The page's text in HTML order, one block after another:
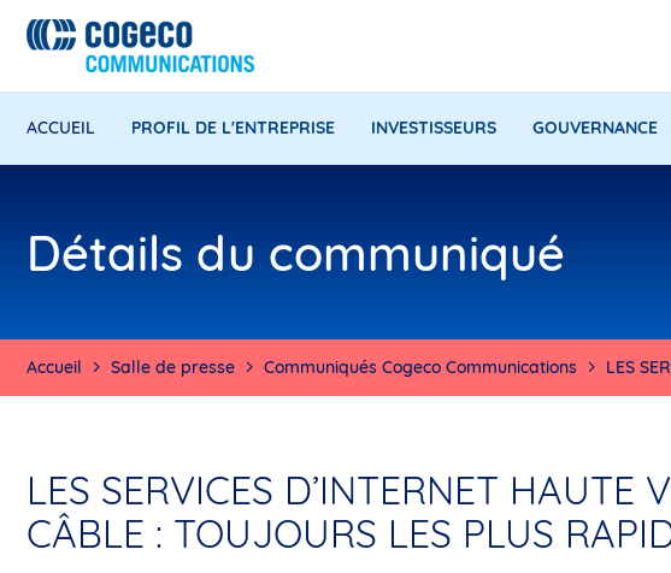
ACCUEIL PROFIL DE L'ENTREPRISE INVESTISSEURS GOUVERNANCE
Détails du communiqué
Accueil Salle de presse Communiqués Cogeco Communications LES
LES SERVICES D’INTERNET HAUTE
CÂBLE : TOUJOURS LES PLUS